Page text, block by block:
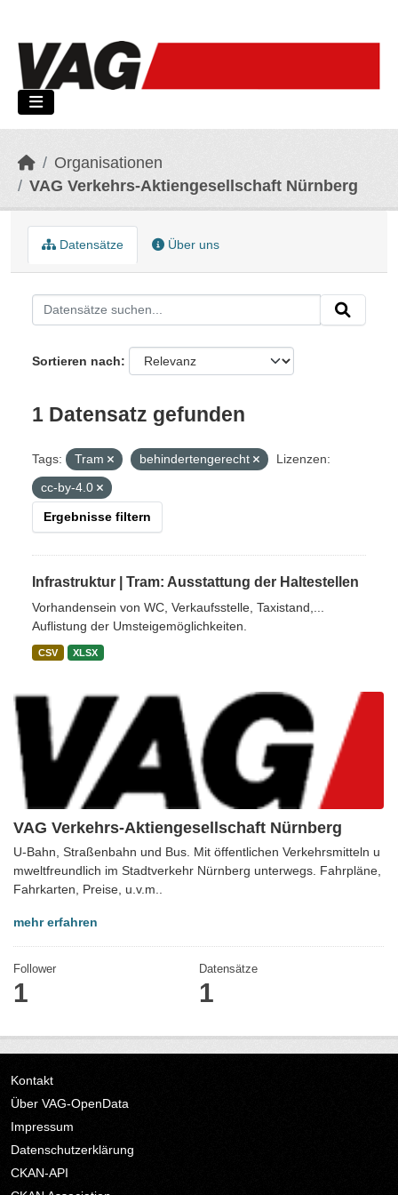
Organisationen
VAG Verkehrs-Aktiengesellschaft Nürnberg
VAG Verkehrs-Aktiengesellschaft Nürnberg
U-Bahn, Straßenbahn und Bus. Mit öffentlichen Verkehrsmitteln u
mweltfreundlich im Stadtverkehr Nürnberg unterwegs. Fahrpläne,
Fahrkarten, Preise, u.v.m..
mehr erfahren
Follower
1
Datensätze
1
Datensätze Über uns
Sortieren nach
1 Datensatz gefunden
Tags: Tram behindertengerecht
Lizenzen:
cc-by-4.0
Ergebnisse filtern
Infrastruktur | Tram: Ausstattung der Haltestellen
Vorhandensein von WC, Verkaufsstelle, Taxistand,...
Auflistung der Umsteigemöglichkeiten.
CSV XLSX
Kontakt
Über VAG-OpenData
Impressum
Datenschutzerklärung
CKAN-API